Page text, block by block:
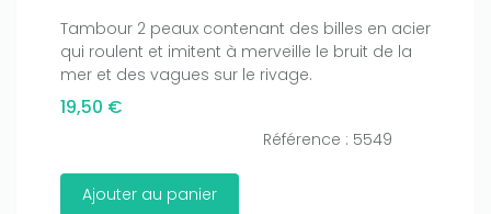
Tambour 2 peaux contenant des billes en acier
qui roulent et imitent à merveille le bruit de la
mer et des vagues sur le rivage.
19,50 €
Référence : 5549
Ajouter au panier